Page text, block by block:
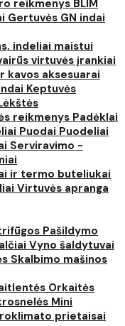
reikmenys BLIM
Gertuvės GN indai
indeliai maistui
virtuvės įrankiai
kavos aksesuarai
Keptuvės
reikmenys Padėklai
Puodai Puodeliai
Serviravimo -
ir termo buteliukai
Virtuvės apranga
Pašildymo
Vyno šaldytuvai
Skalbimo mašinos
Orkaitės
Mini
prietaisai